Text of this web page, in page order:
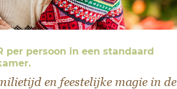
per persoon in een standaard
en feestelijke magie in de